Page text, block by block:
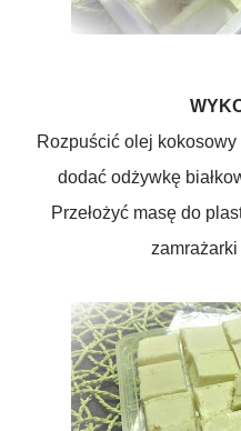
Rozpuścić olej kokosowy z miodem na wolnym ogniu,
dodać odżywkę
Przełożyć masę do
zamrażarki